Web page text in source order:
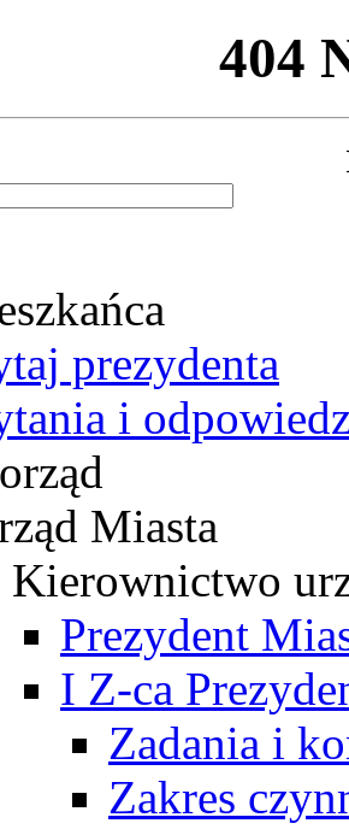
404
prezydenta
i
Miasta
Kierownictwo
Prezydent
I Z-ca
Zadania i
Zakres